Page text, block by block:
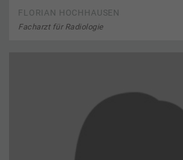
FLORIAN HOCHHAUSEN
Facharzt für Radiologie